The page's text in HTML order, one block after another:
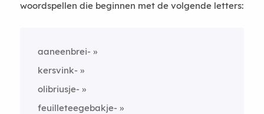
woordspellen die beginnen met de volgende letters:
aaneenbrei-
kersvink-
olibriusje-
feuilleteegebakje-